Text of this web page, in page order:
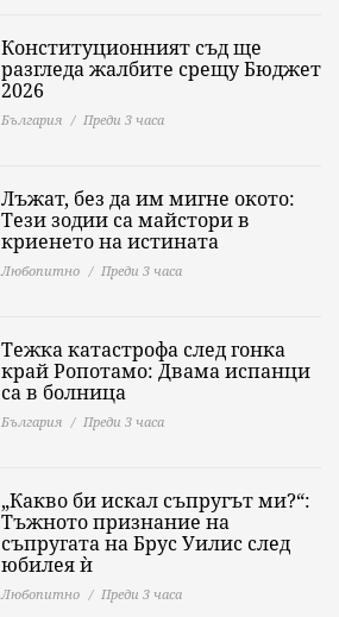
Конституционният съд ще
разгледа жалбите срещу Бюджет
2026
България Преди 3 часа
Лъжат, без да им мигне окото:
Тези зодии са майстори в
криенето на истината
Любопитно Преди 3 часа
Тежка катастрофа след гонка
край Ропотамо: Двама испанци
са в болница
България Преди 3 часа
„Какво би искал съпругът ми?“:
Тъжното признание на
съпругата на Брус Уилис след
юбилея ѝ
Любопитно Преди 3 часа